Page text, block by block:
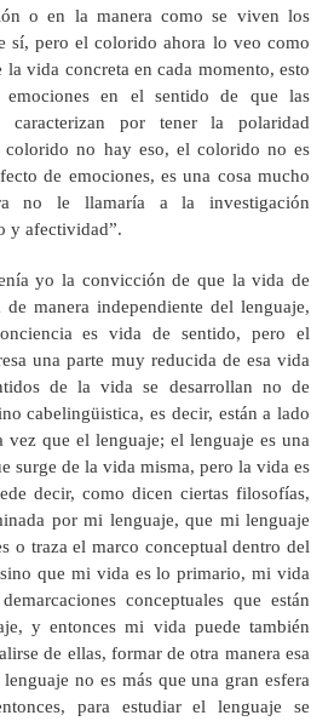
o en la manera como se viven los
sí, pero el colorido ahora lo veo como
la vida concreta en cada momento, esto
en el sentido de que las
caracterizan por tener la polaridad
colorido no hay eso, el colorido no es
de emociones, es una cosa mucho
no le llamaría a la investigación
y afectividad”.
yo la convicción de que la vida de
de manera independiente del lenguaje,
es vida de sentido, pero el
una parte muy reducida de esa vida
de la vida se desarrollan no de
cabelingüistica, es decir, están a lado
vez que el lenguaje; el lenguaje es una
surge de la vida misma, pero la vida es
decir, como dicen ciertas filosofías,
por mi lenguaje, que mi lenguaje
o traza el marco conceptual dentro del
que mi vida es lo primario, mi vida
conceptuales que están
y entonces mi vida puede también
de ellas, formar de otra manera esa
no es más que una gran esfera
para estudiar el lenguaje se